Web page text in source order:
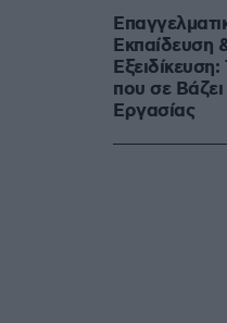
Εκπαίδευση
που σε
Eργασίας